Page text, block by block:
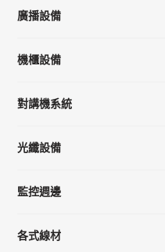
廣播設備
機櫃設備
對講機系統
光纖設備
監控週邊
各式線材